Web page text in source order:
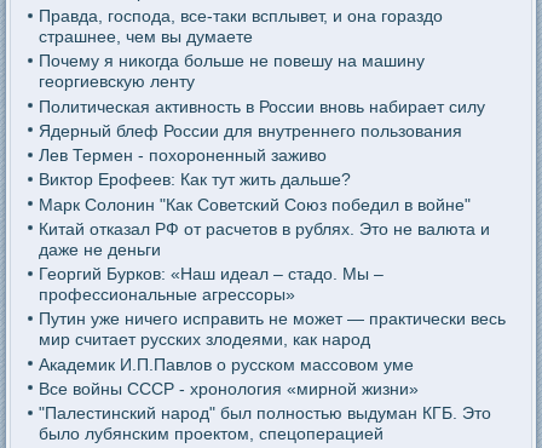
Правда, господа, все-таки всплывет, и она гораздо
страшнее, чем вы думаете
Почему я никогда больше не повешу на машину
георгиевскую ленту
Политическая активность в России вновь набирает силу
Ядерный блеф России для внутреннего пользования
Лев Термен - похороненный заживо
Виктор Ерофеев: Как тут жить дальше?
Марк Солонин "Как Советский Союз победил в войне"
Китай отказал РФ от расчетов в рублях. Это не валюта и
даже не деньги
Георгий Бурков: «Наш идеал – стадо. Мы –
профессиональные агрессоры»
Путин уже ничего исправить не может — практически весь
мир считает русских злодеями, как народ
Академик И.П.Павлов о русском массовом уме
Все войны СССР - хронология «мирной жизни»
"Палестинский народ" был полностью выдуман КГБ. Это
было лубянским проектом, спецоперацией